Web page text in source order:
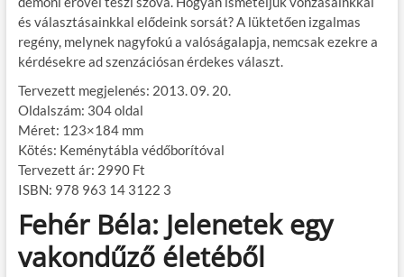
és választásainkkal elődeink sorsát? A lüktetően izgalmas
regény, melynek nagyfokú a valóságalapja, nemcsak ezekre a
kérdésekre ad szenzációsan érdekes választ.
Tervezett megjelenés: 2013. 09. 20.
Oldalszám: 304 oldal
Méret: 123×184 mm
Kötés: Keménytábla védőborítóval
Tervezett ár: 2990 Ft
ISBN: 978 963 14 3122 3
Fehér Béla: Jelenetek egy
vakondűző életéből